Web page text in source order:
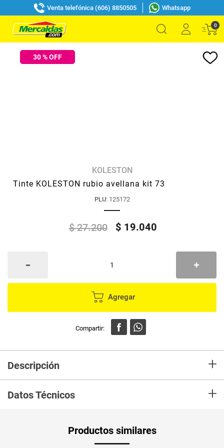
Venta telefónica (606) 8850505 Whatsapp
0
30% OFF
KOLESTON
Tinte KOLESTON rubio avellana kit 73
PLU: 125172
$ 27.200 $ 19.040
Agregar
Descripción +
Datos Técnicos +
Productos similares